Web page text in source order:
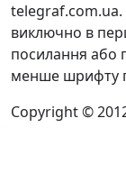
telegraf.com.ua.
виключно в
посилання або
менше шрифту
Copyright ©